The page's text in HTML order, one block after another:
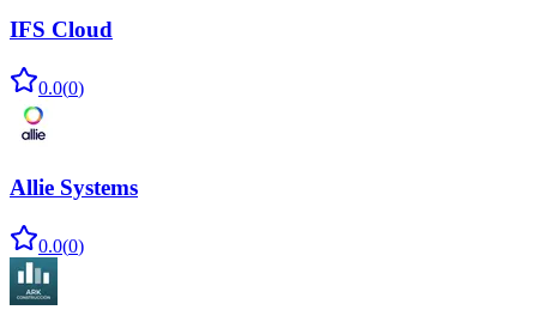
IFS Cloud
0.0(0)
Allie Systems
0.0(0)